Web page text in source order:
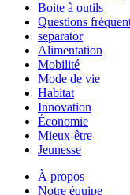
Boite à outils
Questions
separator
Alimentation
Mobilité
Mode de vie
Habitat
Innovation
Économie
Mieux-être
Jeunesse
À propos
Notre équipe